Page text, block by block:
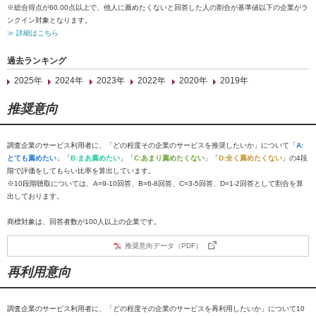
※総合得点が60.00点以上で、他人に薦めたくないと回答した人の割合が基準値以下の企業がラ
ンクイン対象となります。
≫ 詳細はこちら
過去ランキング
2025年
2024年 2023年 2022年 2020年 2019年
推奨意向
調査企業のサービス利用者に、「どの程度その企業のサービスを推奨したいか」について「A:
とても薦めたい 」「B:まあ薦めたい 」「C:あまり薦めたくない 」「D:全く薦めたくない 」の4段
階で評価をしてもらい比率を算出しています。
※10段階聴取については、A=9-10回答、B=6-8回答、C=3-5回答、D=1-2回答として割合を算
出しております。
商標対象は、回答者数が100人以上の企業です。
推奨意向データ（PDF）
再利用意向
調査企業のサービス利用者に、「どの程度その企業のサービスを再利用したいか」について10